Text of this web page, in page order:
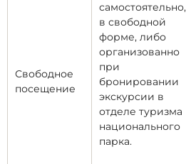
Свободное
посещение
самостоятельно,
в свободной
форме, либо
организованно
при
бронировании
экскурсии в
отделе туризма
национального
парка.